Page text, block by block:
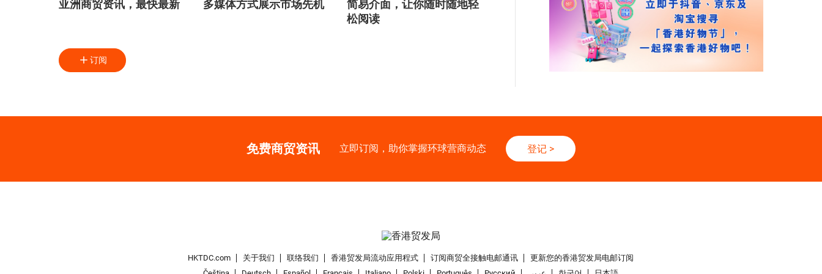
亚洲商贸资讯，最快最新 多媒体方式展示市场先机
简易介面，让你随时随地轻
松阅读
订阅
免费商贸资讯 立即订阅，助你掌握环球营商动态 登记>
HKTDC.com 关于我们 联络我们 香港贸发局流动应用程式 订阅商贸全接触电邮通讯
更新您的香港贸发局电邮订阅